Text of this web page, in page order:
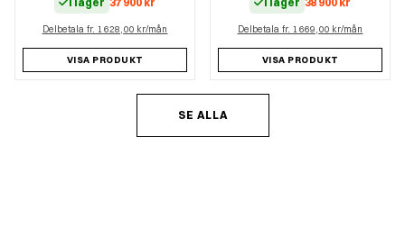
Delbetala fr. 1 628,00 kr/mån
VISA PRODUKT
Delbetala fr. 1 669,00 kr/mån
VISA PRODUKT
SE ALLA